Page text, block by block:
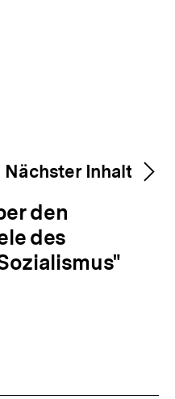
Nächster Inhalt
den
des